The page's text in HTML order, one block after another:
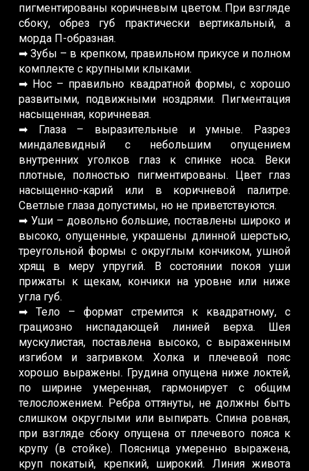
пигментированы коричневым цветом. При взгляде
сбоку, обрез губ практически вертикальный, а
морда П-образная.
➡ Зубы – в крепком, правильном прикусе и полном
комплекте с крупными клыками.
➡ Нос – правильно квадратной формы, с хорошо
развитыми, подвижными ноздрями. Пигментация
насыщенная, коричневая.
➡ Глаза – выразительные и умные. Разрез
миндалевидный с небольшим опущением
внутренних уголков глаз к спинке носа. Веки
плотные, полностью пигментированы. Цвет глаз
насыщенно-карий или в коричневой палитре.
Светлые глаза допустимы, но не приветствуются.
➡ Уши – довольно большие, поставлены широко и
высоко, опущенные, украшены длинной шерстью,
треугольной формы с округлым кончиком, ушной
хрящ в меру упругий. В состоянии покоя уши
прижаты к щекам, кончики на уровне или ниже
угла губ.
➡ Тело – формат стремится к квадратному, с
грациозно ниспадающей линией верха. Шея
мускулистая, поставлена высоко, с выраженным
изгибом и загривком. Холка и плечевой пояс
хорошо выражены. Грудина опущена ниже локтей,
по ширине умеренная, гармонирует с общим
телосложением. Ребра оттянуты, не должны быть
слишком округлыми или выпирать. Спина ровная,
при взгляде сбоку опущена от плечевого пояса к
крупу (в стойке). Поясница умеренно выражена,
круп покатый, крепкий, широкий. Линия живота